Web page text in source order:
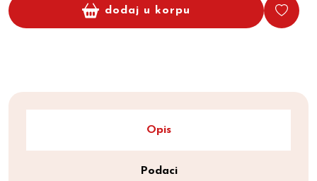
dodaj u korpu
Opis
Podaci